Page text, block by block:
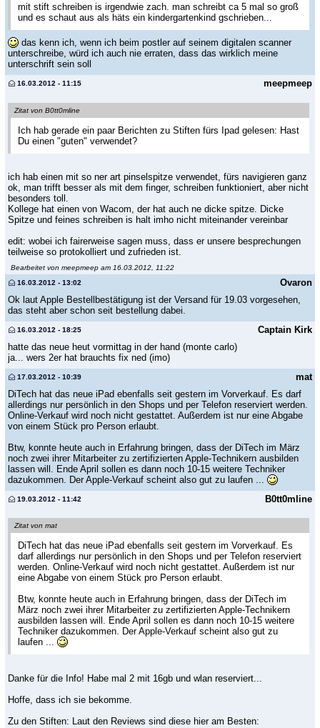
mit stift schreiben is irgendwie zach. man schreibt ca 5 mal so groß
und es schaut aus als häts ein kindergartenkind gschrieben...
das kenn ich, wenn ich beim postler auf seinem digitalen scanner
unterschreibe, würd ich auch nie erraten, dass das wirklich meine
unterschrift sein soll
meepmeep
16.03.2012 - 11:15
Zitat von B0tt0mline
Ich hab gerade ein paar Berichten zu Stiften fürs Ipad gelesen: Hast
Du einen "guten" verwendet?
ich hab einen mit so ner art pinselspitze verwendet, fürs navigieren ganz
ok, man trifft besser als mit dem finger, schreiben funktioniert, aber nicht
besonders toll.
Kollege hat einen von Wacom, der hat auch ne dicke spitze. Dicke
Spitze und feines schreiben is halt imho nicht miteinander vereinbar
edit: wobei ich fairerweise sagen muss, dass er unsere besprechungen
teilweise so protokolliert und zufrieden ist.
Bearbeitet von meepmeep am 16.03.2012, 11:22
Ovaron
16.03.2012 - 13:02
Ok laut Apple Bestellbestätigung ist der Versand für 19.03 vorgesehen,
das steht aber schon seit bestellung dabei.
Captain Kirk
16.03.2012 - 18:25
hatte das neue heut vormittag in der hand (monte carlo)
ja... wers 2er hat brauchts fix ned (imo)
mat
17.03.2012 - 10:39
DiTech hat das neue iPad ebenfalls seit gestern im Vorverkauf. Es darf
allerdings nur persönlich in den Shops und per Telefon reserviert werden.
Online-Verkauf wird noch nicht gestattet. Außerdem ist nur eine Abgabe
von einem Stück pro Person erlaubt.
Btw, konnte heute auch in Erfahrung bringen, dass der DiTech im März
noch zwei ihrer Mitarbeiter zu zertifizierten Apple-Technikern ausbilden
lassen will. Ende April sollen es dann noch 10-15 weitere Techniker
dazukommen. Der Apple-Verkauf scheint also gut zu laufen ...
B0tt0mline
19.03.2012 - 11:42
Zitat von mat
DiTech hat das neue iPad ebenfalls seit gestern im Vorverkauf. Es
darf allerdings nur persönlich in den Shops und per Telefon reserviert
werden. Online-Verkauf wird noch nicht gestattet. Außerdem ist nur
eine Abgabe von einem Stück pro Person erlaubt.
Btw, konnte heute auch in Erfahrung bringen, dass der DiTech im
März noch zwei ihrer Mitarbeiter zu zertifizierten Apple-Technikern
ausbilden lassen will. Ende April sollen es dann noch 10-15 weitere
Techniker dazukommen. Der Apple-Verkauf scheint also gut zu
laufen ...
Danke für die Info! Habe mal 2 mit 16gb und wlan reserviert...
Hoffe, dass ich sie bekomme.
Zu den Stiften: Laut den Reviews sind diese hier am Besten: